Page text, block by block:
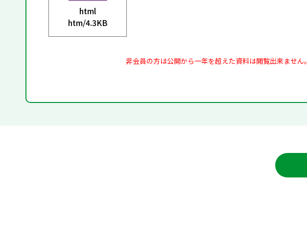
html
htm/4.3KB
非会員の方は公開から一年を超えた資料は閲覧出来ません。